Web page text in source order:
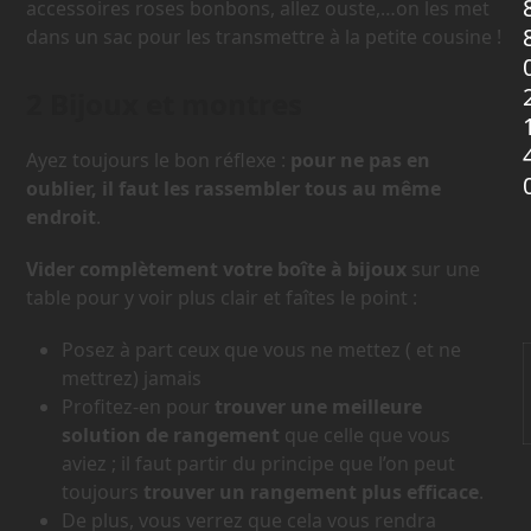
accessoires roses bonbons, allez ouste,…on les met
dans un sac pour les transmettre à la petite cousine !
Ayez toujours le bon réflexe : pour ne pas en
oublier, il faut les rassembler tous au même
endroit.
Vider complètement votre boîte à bijoux sur une
table pour y voir plus clair et faîtes le point :
Posez à part ceux que vous ne mettez ( et ne
mettrez) jamais
Profitez-en pour trouver une meilleure
solution de rangement que celle que vous
aviez ; il faut partir du principe que l’on peut
toujours trouver un rangement plus efficace.
De plus, vous verrez que cela vous rendra